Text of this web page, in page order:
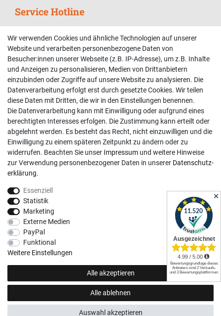
Service Hotline
Telefonische Unterstützung und Beratung unter:
02381 9878909
Mo-Fr, 9:00 - 18:00 Uhr
Sa, 9:00 - 13:00 Uhr
Kundenkonto
Registrieren
Login
Hilfe
Informationen
Impressum
Datenschutzerklärung
AGB
Vertrag widerrufen
Social Media
✕
Wir verwenden Cookies und ähnliche Technologien auf unserer
Website und verarbeiten personenbezogene Daten von
Besucher:innen unserer Webseite (z.B. IP-Adresse), um z.B. Inhalte
und Anzeigen zu personalisieren, Medien von Drittanbietern
einzubinden oder Zugriffe auf unsere Website zu analysieren. Die
Datenverarbeitung erfolgt erst durch gesetzte Cookies. Wir teilen
diese Daten mit Dritten, die wir in den Einstellungen benennen.
Die Datenverarbeitung kann mit Einwilligung oder aufgrund eines
berechtigten Interesses erfolgen. Die Zustimmung kann erteilt oder
abgelehnt werden. Es besteht das Recht, nicht einzuwilligen und die
Einwilligung zu einem späteren Zeitpunkt zu ändern oder zu
widerrufen. Beachten Sie unser Impressum und weitere Hinweise
zur Verwendung personenbezogener Daten in unserer Daten­schutz­
erklärung.
Essenziell
Statistik
Marketing
Externe Medien
PayPal
Funktional
Weitere Einstellungen
Alle akzeptieren
Alle ablehnen
Auswahl akzeptieren